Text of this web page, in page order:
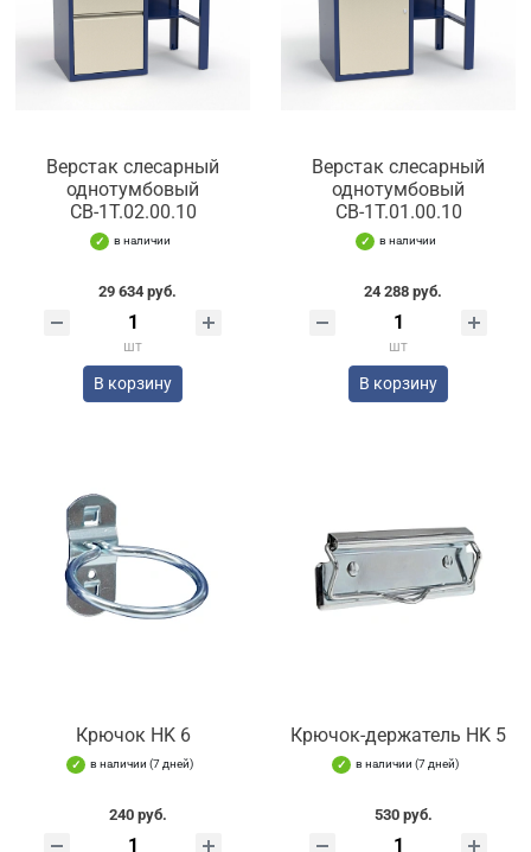
Верстак слесарный
однотумбовый
СВ-1Т.02.00.10
в наличии
29 634 руб.
шт
В корзину
Верстак слесарный
однотумбовый
СВ-1Т.01.00.10
в наличии
24 288 руб.
шт
В корзину
Крючок HK 6
в наличии (7 дней)
240 руб.
Крючок-держатель HK 5
в наличии (7 дней)
530 руб.